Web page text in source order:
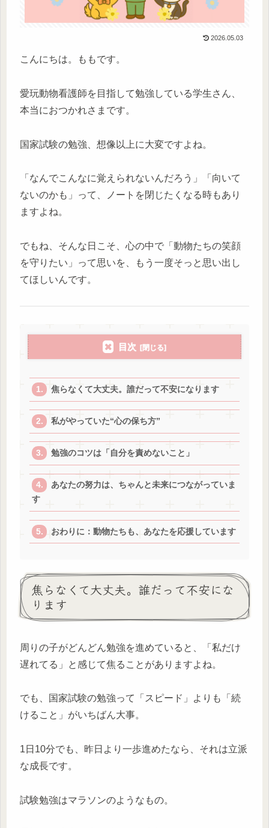
2026.05.03
こんにちは。ももです。
愛玩動物看護師を目指して勉強している学生さん、
本当におつかれさまです。
国家試験の勉強、想像以上に大変ですよね。
「なんでこんなに覚えられないんだろう」「向いて
ないのかも」って、ノートを閉じたくなる時もあり
ますよね。
でもね、そんな日こそ、心の中で「動物たちの笑顔
を守りたい」って思いを、もう一度そっと思い出し
てほしいんです。
目次
焦らなくて大丈夫。誰だって不安になります
私がやっていた“心の保ち方”
勉強のコツは「自分を責めないこと」
あなたの努力は、ちゃんと未来につながっていま
す
おわりに：動物たちも、あなたを応援しています
焦らなくて大丈夫。誰だって不安にな
ります
周りの子がどんどん勉強を進めていると、「私だけ
遅れてる」と感じて焦ることがありますよね。
でも、国家試験の勉強って「スピード」よりも「続
けること」がいちばん大事。
1日10分でも、昨日より一歩進めたなら、それは立派
な成長です。
試験勉強はマラソンのようなもの。